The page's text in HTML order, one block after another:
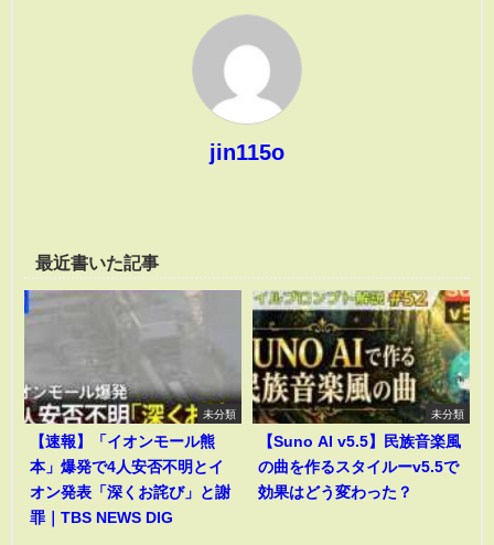
jin115o
最近書いた記事
未分類
【速報】「イオンモール熊
本」爆発で4人安否不明とイ
オン発表「深くお詫び」と謝
罪｜TBS NEWS DIG
未分類
【Suno AI v5.5】民族音楽風
の曲を作るスタイルーv5.5で
効果はどう変わった？